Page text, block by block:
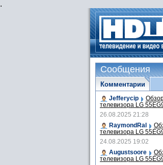
.
Сообщения
Комментарии
Jefferycip
телевизора LG
26.08.2025 21:28
RaymondRal
телевизора LG
24.08.2025 19:02
Augustsoore
телевизора LG